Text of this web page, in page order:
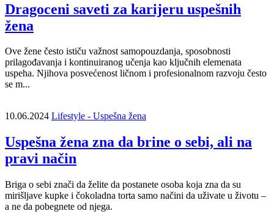
Dragoceni saveti za karijeru uspešnih
žena
Ove žene često ističu važnost samopouzdanja, sposobnosti
prilagođavanja i kontinuiranog učenja kao ključnih elemenata
uspeha. Njihova posvećenost ličnom i profesionalnom razvoju često
se m...
10.06.2024 Lifestyle - Uspešna žena
Uspešna žena zna da brine o sebi, ali na
pravi način
Briga o sebi znači da želite da postanete osoba koja zna da su
mirišljave kupke i čokoladna torta samo načini da uživate u životu –
a ne da pobegnete od njega.